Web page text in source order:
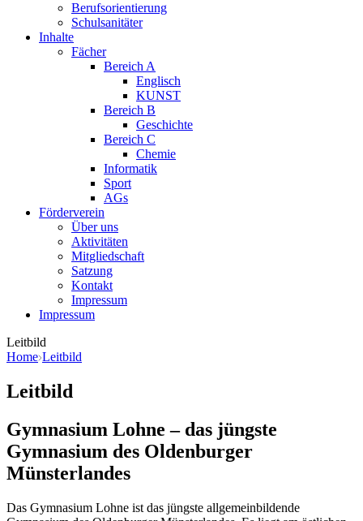
Berufsorientierung
Schulsanitäter
Inhalte
Fächer
Bereich A
Englisch
KUNST
Bereich B
Geschichte
Bereich C
Chemie
Informatik
Sport
AGs
Förderverein
Über uns
Aktivitäten
Mitgliedschaft
Satzung
Kontakt
Impressum
Impressum
Leitbild
Home Leitbild
Leitbild
Gymnasium Lohne – das jüngste
Gymnasium des Oldenburger
Münsterlandes
Das Gymnasium Lohne ist das jüngste allgemeinbildende